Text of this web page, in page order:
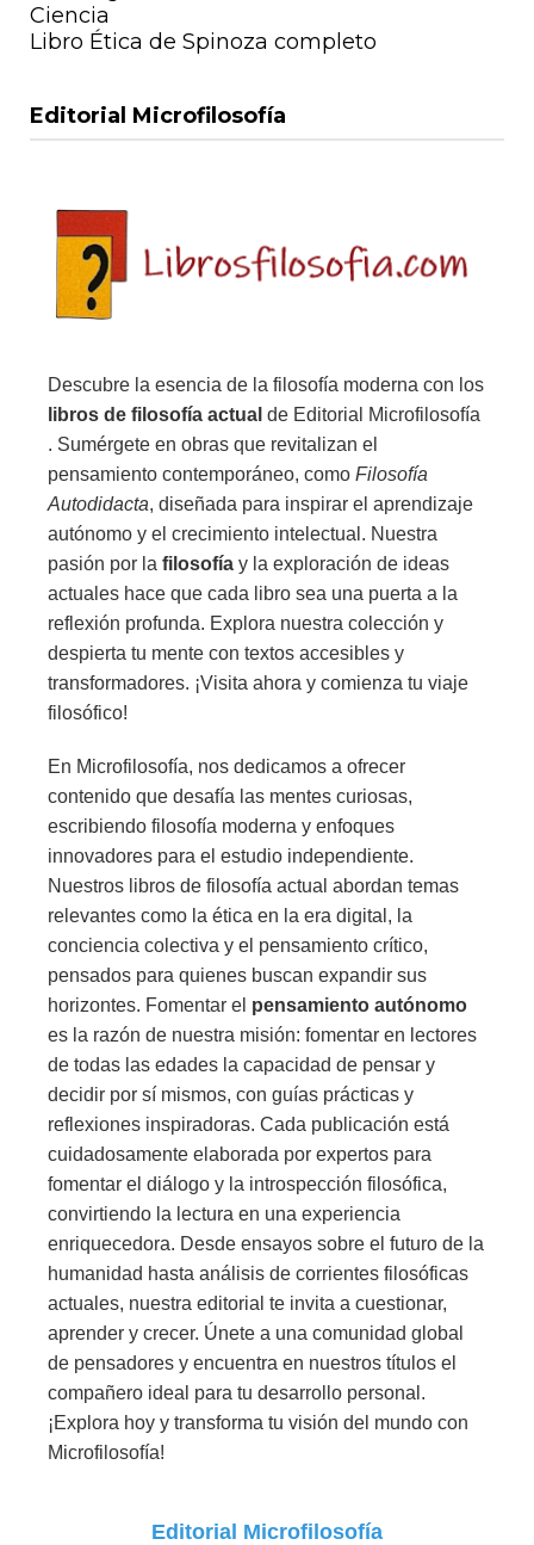
Ciencia
Libro Ética de Spinoza completo
Editorial Microfilosofía
Descubre la esencia de la filosofía moderna con los
libros de filosofía actual de Editorial Microfilosofía
. Sumérgete en obras que revitalizan el
pensamiento contemporáneo, como Filosofía
Autodidacta, diseñada para inspirar el aprendizaje
autónomo y el crecimiento intelectual. Nuestra
pasión por la filosofía y la exploración de ideas
actuales hace que cada libro sea una puerta a la
reflexión profunda. Explora nuestra colección y
despierta tu mente con textos accesibles y
transformadores. ¡Visita ahora y comienza tu viaje
filosófico!
En Microfilosofía, nos dedicamos a ofrecer
contenido que desafía las mentes curiosas,
escribiendo filosofía moderna y enfoques
innovadores para el estudio independiente.
Nuestros libros de filosofía actual abordan temas
relevantes como la ética en la era digital, la
conciencia colectiva y el pensamiento crítico,
pensados para quienes buscan expandir sus
horizontes. Fomentar el pensamiento autónomo
es la razón de nuestra misión: fomentar en lectores
de todas las edades la capacidad de pensar y
decidir por sí mismos, con guías prácticas y
reflexiones inspiradoras. Cada publicación está
cuidadosamente elaborada por expertos para
fomentar el diálogo y la introspección filosófica,
convirtiendo la lectura en una experiencia
enriquecedora. Desde ensayos sobre el futuro de la
humanidad hasta análisis de corrientes filosóficas
actuales, nuestra editorial te invita a cuestionar,
aprender y crecer. Únete a una comunidad global
de pensadores y encuentra en nuestros títulos el
compañero ideal para tu desarrollo personal.
¡Explora hoy y transforma tu visión del mundo con
Microfilosofía!
Editorial Microfilosofía